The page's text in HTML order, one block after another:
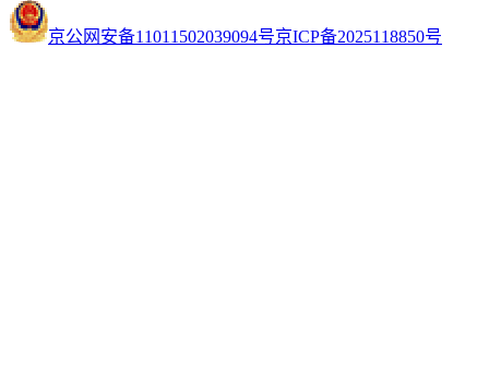
京公网安备11011502039094号京ICP备2025118850号